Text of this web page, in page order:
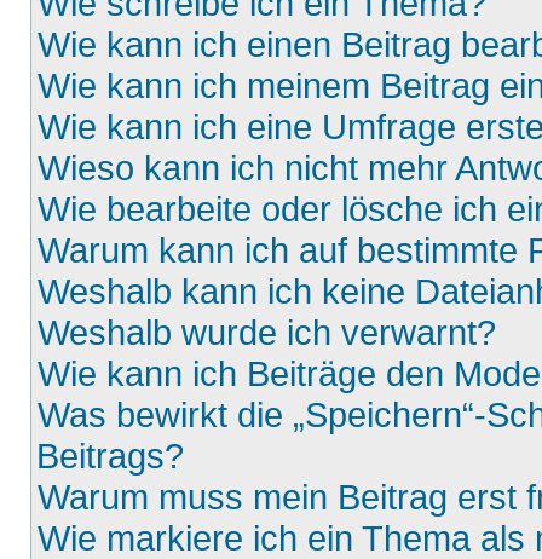
Wie kann ich einen Beitrag
Wie kann ich meinem Beitrag
Wie kann ich eine Umfrage
Wieso kann ich nicht mehr
Wie bearbeite oder lösche ich
Warum kann ich auf bestimmte
Weshalb kann ich keine
Weshalb wurde ich verwarnt?
Wie kann ich Beiträge den
Was bewirkt die „Speichern“-
Beitrags?
Warum muss mein Beitrag erst
Wie markiere ich ein Thema als